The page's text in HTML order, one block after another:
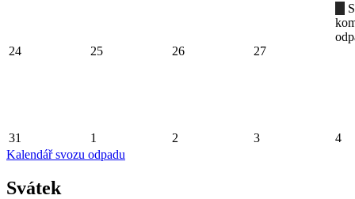
24 25 26 27
31 1 2 3
4
Kalendář svozu odpadu
Svátek